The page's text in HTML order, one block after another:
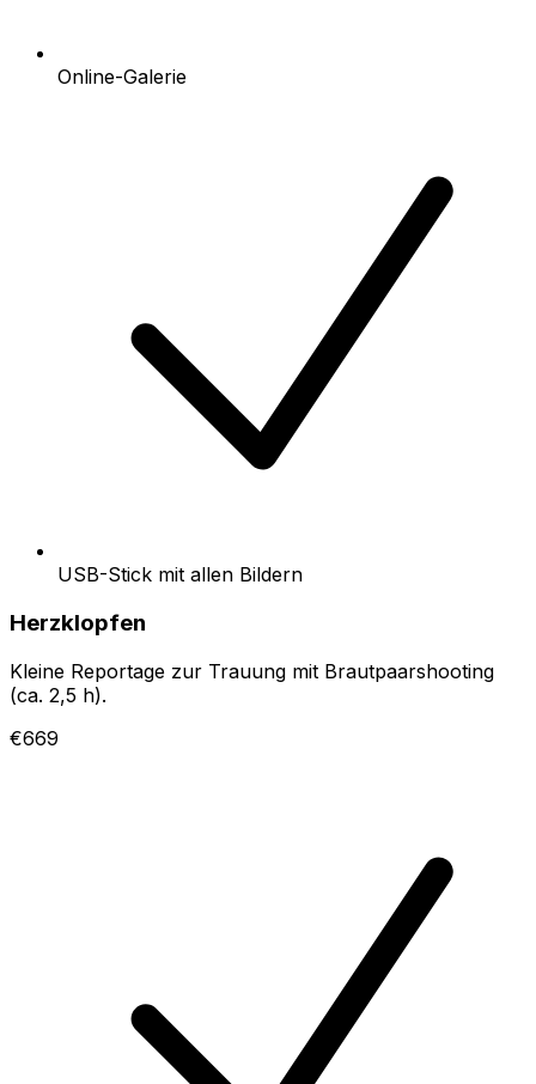
Online-Galerie
USB-Stick mit allen Bildern
Herzklopfen
Kleine Reportage zur Trauung mit Brautpaarshooting
(ca. 2,5 h).
€669